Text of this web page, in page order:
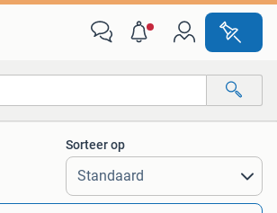
Alle afstanden…
Sorteer op